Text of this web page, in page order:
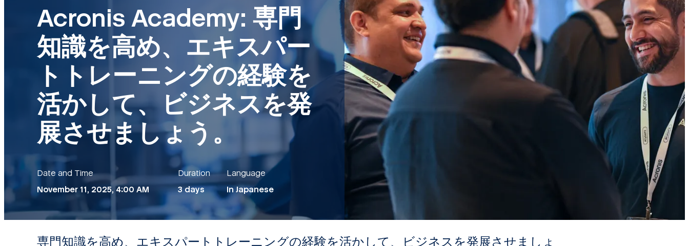
Acronis Academy: 専門
知識を高め、エキスパー
トトレーニングの経験を
活かして、ビジネスを発
展させましょう。
Date and Time
November 11, 2025, 4:00 AM
Duration
3 days
Language
In Japanese
専門知識を高め、エキスパートトレーニングの経験を活かして、ビジネスを発展させましょ